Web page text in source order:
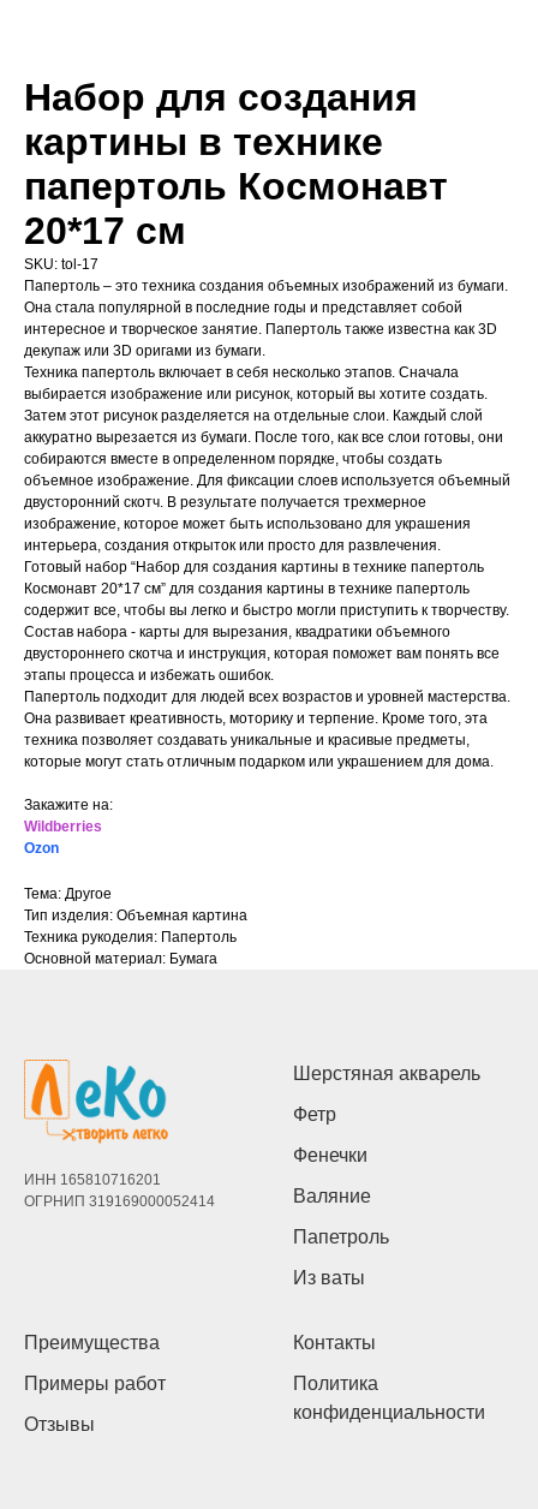
Набор для создания
картины в технике
папертоль Космонавт
20*17 см
SKU: tol-17
Папертоль – это техника создания объемных изображений из бумаги.
Она стала популярной в последние годы и представляет собой
интересное и творческое занятие. Папертоль также известна как 3D
декупаж или 3D оригами из бумаги.
Техника папертоль включает в себя несколько этапов. Сначала
выбирается изображение или рисунок, который вы хотите создать.
Затем этот рисунок разделяется на отдельные слои. Каждый слой
аккуратно вырезается из бумаги. После того, как все слои готовы, они
собираются вместе в определенном порядке, чтобы создать
объемное изображение. Для фиксации слоев используется объемный
двусторонний скотч. В результате получается трехмерное
изображение, которое может быть использовано для украшения
интерьера, создания открыток или просто для развлечения.
Готовый набор “Набор для создания картины в технике папертоль
Космонавт 20*17 см” для создания картины в технике папертоль
содержит все, чтобы вы легко и быстро могли приступить к творчеству.
Состав набора - карты для вырезания, квадратики объемного
двустороннего скотча и инструкция, которая поможет вам понять все
этапы процесса и избежать ошибок.
Папертоль подходит для людей всех возрастов и уровней мастерства.
Она развивает креативность, моторику и терпение. Кроме того, эта
техника позволяет создавать уникальные и красивые предметы,
которые могут стать отличным подарком или украшением для дома.
Закажите на:
Wildberries
Ozon
Тема: Другое
Тип изделия: Объемная картина
Техника рукоделия: Папертоль
Основной материал: Бумага
ИНН 165810716201
ОГРНИП 319169000052414
Шерстяная акварель
Фетр
Фенечки
Валяние
Папетроль
Из ваты
Преимущества
Примеры работ
Отзывы
Контакты
Политика
конфиденциальности